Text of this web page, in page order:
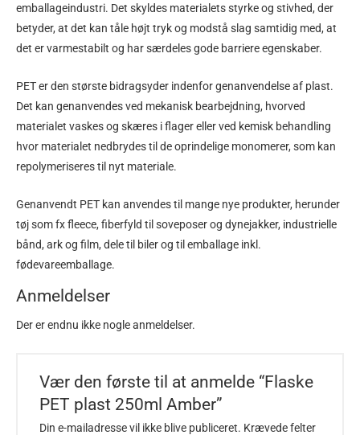
emballageindustri. Det skyldes materialets styrke og stivhed, der
betyder, at det kan tåle højt tryk og modstå slag samtidig med, at
det er varmestabilt og har særdeles gode barriere egenskaber.
PET er den største bidragsyder indenfor genanvendelse af plast.
Det kan genanvendes ved mekanisk bearbejdning, hvorved
materialet vaskes og skæres i flager eller ved kemisk behandling
hvor materialet nedbrydes til de oprindelige monomerer, som kan
repolymeriseres til nyt materiale.
Genanvendt PET kan anvendes til mange nye produkter, herunder
tøj som fx fleece, fiberfyld til soveposer og dynejakker, industrielle
bånd, ark og film, dele til biler og til emballage inkl.
fødevareemballage.
Anmeldelser
Der er endnu ikke nogle anmeldelser.
Vær den første til at anmelde “Flaske
PET plast 250ml Amber”
Din e-mailadresse vil ikke blive publiceret. Krævede felter